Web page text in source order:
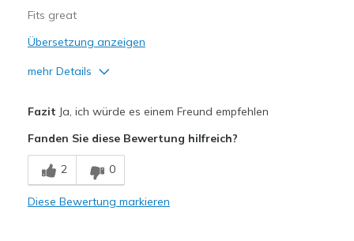
Fits great
Übersetzung anzeigen
mehr Details
Comfortable
Geeignete Verwendung
Casual Wear
Fazit Ja, ich würde es einem Freund empfehlen
Fanden Sie diese Bewertung hilfreich?
2 0
Diese Bewertung markieren